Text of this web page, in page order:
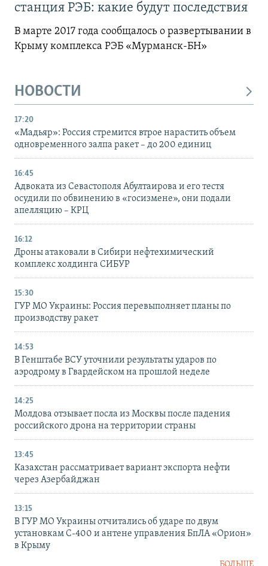
станция РЭБ: какие будут последствия
В марте 2017 года сообщалось о развертывании в
Крыму комплекса РЭБ «Мурманск-БН»
НОВОСТИ
17:20
«Мадьяр»: Россия стремится втрое нарастить объем
одновременного залпа ракет – до 200 единиц
16:45
Адвоката из Севастополя Абултаирова и его тестя
осудили по обвинению в «госизмене», они подали
апелляцию – КРЦ
16:12
Дроны атаковали в Сибири нефтехимический
комплекс холдинга СИБУР
15:30
ГУР МО Украины: Россия перевыполняет планы по
производству ракет
14:53
В Генштабе ВСУ уточнили результаты ударов по
аэродрому в Гвардейском на прошлой неделе
14:25
Молдова отзывает посла из Москвы после падения
российского дрона на территории страны
13:45
Казахстан рассматривает вариант экспорта нефти
через Азербайджан
13:15
В ГУР МО Украины отчитались об ударе по двум
установкам С-400 и антене управления БпЛА «Орион»
в Крыму